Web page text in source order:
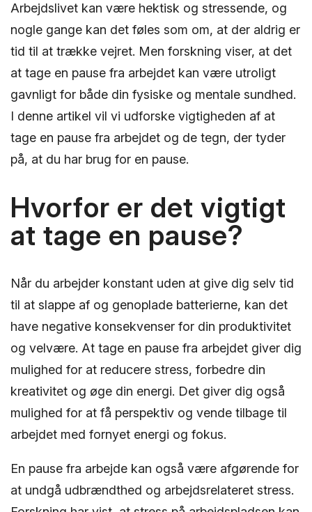
Arbejdslivet kan være hektisk og stressende, og
nogle gange kan det føles som om, at der aldrig er
tid til at trække vejret. Men forskning viser, at det
at tage en pause fra arbejdet kan være utroligt
gavnligt for både din fysiske og mentale sundhed.
I denne artikel vil vi udforske vigtigheden af at
tage en pause fra arbejdet og de tegn, der tyder
på, at du har brug for en pause.
Hvorfor er det vigtigt
at tage en pause?
Når du arbejder konstant uden at give dig selv tid
til at slappe af og genoplade batterierne, kan det
have negative konsekvenser for din produktivitet
og velvære. At tage en pause fra arbejdet giver dig
mulighed for at reducere stress, forbedre din
kreativitet og øge din energi. Det giver dig også
mulighed for at få perspektiv og vende tilbage til
arbejdet med fornyet energi og fokus.
En pause fra arbejde kan også være afgørende for
at undgå udbrændthed og arbejdsrelateret stress.